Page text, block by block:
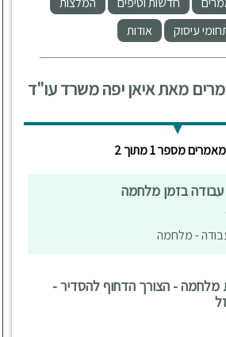
Israeli Employment Tribunal
Legal advice given covers the
Employment Law including
discrimination, harassment,
foreign workers in Israel,
disabilities, vacation pay,
and disciplinary hearings. in
litigation and contract work.
Advocate Jaffe's fluency in
provides legal service in Israeli
for Israel's English speaking
for High-Tech employers/
Advocate Ian Jaffe was
the Democratic Workers Union
עיסוק
אודות
מאת איאן יפה משרד עו"ד
מספר 1 מתוך 2
עבודה בזמן מלחמה
- מלחמה
מלחמה - הצורך הדחוף להסדיר -